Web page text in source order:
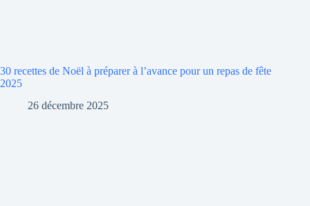
30 recettes de Noël à préparer à l’avance pour un repas de fête
2025
26 décembre 2025